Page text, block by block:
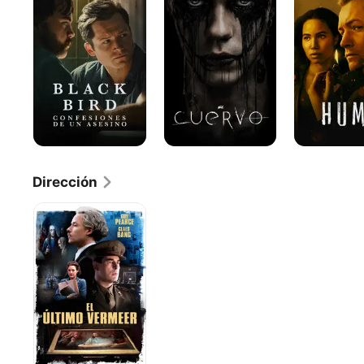
confesiones
asesino
Dirección
El
Último
Vermeer